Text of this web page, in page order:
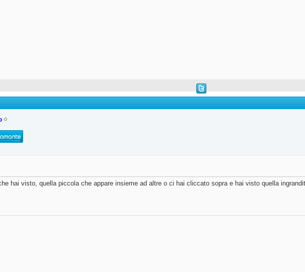
hai visto, quella piccola che appare insieme ad altre o ci hai cliccato sopra e hai visto quella